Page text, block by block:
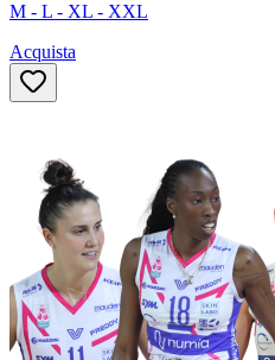
M - L - XL - XXL
Acquista